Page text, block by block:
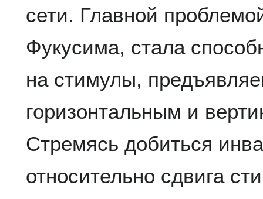
сети. Главной
Фукусима, стала
на стимулы,
горизонтальным и
Стремясь добиться
относительно сдвига